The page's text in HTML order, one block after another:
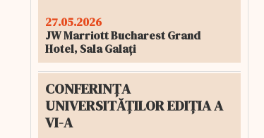
27.05.2026
JW Marriott Bucharest Grand
Hotel, Sala Galați
CONFERINȚA
UNIVERSITĂȚILOR EDIȚIA A
VI-A